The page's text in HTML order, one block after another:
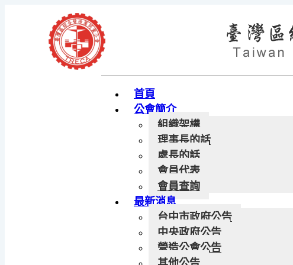
首頁
公會簡介
組織架構
理事長的話
處長的話
會員代表
會員查詢
最新消息
台中市政府公告
中央政府公告
營造公會公告